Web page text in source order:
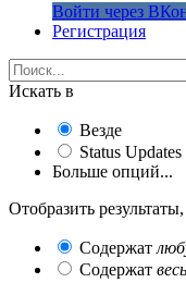
Войти через
Регистрация
Искать в
Везде
Status Updates
Больше опций...
Отобразить
Содержат
Содержат весь